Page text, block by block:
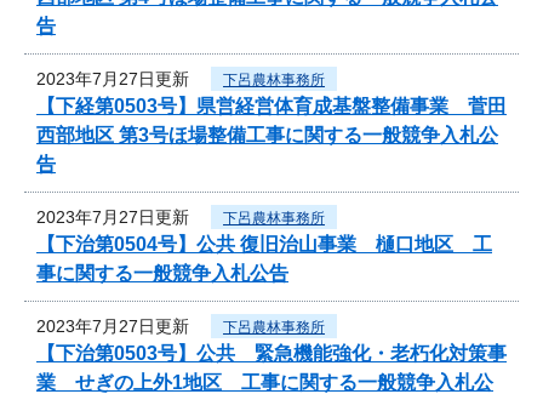
告
2023年7月27日更新 下呂農林事務所
【下経第0503号】県営経営体育成基盤整備事業 菅田
西部地区 第3号ほ場整備工事に関する一般競争入札公
告
2023年7月27日更新 下呂農林事務所
【下治第0504号】公共 復旧治山事業 樋口地区 工
事に関する一般競争入札公告
2023年7月27日更新 下呂農林事務所
【下治第0503号】公共 緊急機能強化・老朽化対策事
業 せぎの上外1地区 工事に関する一般競争入札公